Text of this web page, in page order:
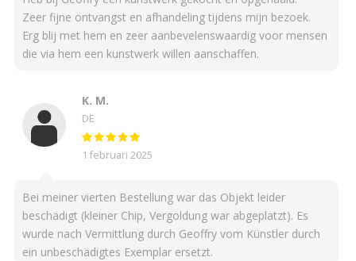
Zeer fijne ontvangst en afhandeling tijdens mijn bezoek.
Erg blij met hem en zeer aanbevelenswaardig voor mensen
die via hem een kunstwerk willen aanschaffen.
K. M.
DE
1 februari 2025
Bei meiner vierten Bestellung war das Objekt leider
beschädigt (kleiner Chip, Vergoldung war abgeplatzt). Es
wurde nach Vermittlung durch Geoffry vom Künstler durch
ein unbeschädigtes Exemplar ersetzt.